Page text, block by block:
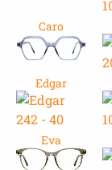
Caro
Edgar
Eva